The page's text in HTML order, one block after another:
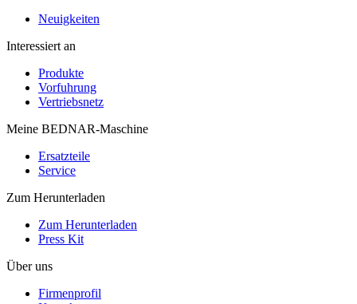
Neuigkeiten
Interessiert an
Produkte
Vorfuhrung
Vertriebsnetz
Meine BEDNAR-Maschine
Ersatzteile
Service
Zum Herunterladen
Zum Herunterladen
Press Kit
Über uns
Firmenprofil